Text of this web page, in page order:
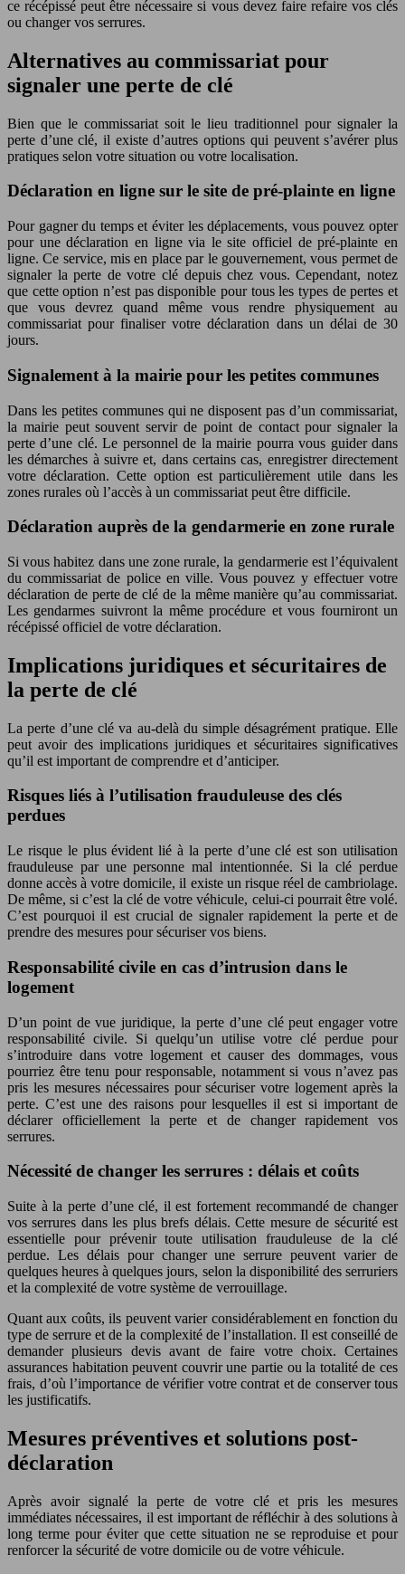
ce récépissé peut être nécessaire si vous devez faire refaire vos clés
ou changer vos serrures.
Alternatives au commissariat pour
signaler une perte de clé
Bien que le commissariat soit le lieu traditionnel pour signaler la
perte d’une clé, il existe d’autres options qui peuvent s’avérer plus
pratiques selon votre situation ou votre localisation.
Déclaration en ligne sur le site de pré-plainte en ligne
Pour gagner du temps et éviter les déplacements, vous pouvez opter
pour une déclaration en ligne via le site officiel de pré-plainte en
ligne. Ce service, mis en place par le gouvernement, vous permet de
signaler la perte de votre clé depuis chez vous. Cependant, notez
que cette option n’est pas disponible pour tous les types de pertes et
que vous devrez quand même vous rendre physiquement au
commissariat pour finaliser votre déclaration dans un délai de 30
jours.
Signalement à la mairie pour les petites communes
Dans les petites communes qui ne disposent pas d’un commissariat,
la mairie peut souvent servir de point de contact pour signaler la
perte d’une clé. Le personnel de la mairie pourra vous guider dans
les démarches à suivre et, dans certains cas, enregistrer directement
votre déclaration. Cette option est particulièrement utile dans les
zones rurales où l’accès à un commissariat peut être difficile.
Déclaration auprès de la gendarmerie en zone rurale
Si vous habitez dans une zone rurale, la gendarmerie est l’équivalent
du commissariat de police en ville. Vous pouvez y effectuer votre
déclaration de perte de clé de la même manière qu’au commissariat.
Les gendarmes suivront la même procédure et vous fourniront un
récépissé officiel de votre déclaration.
Implications juridiques et sécuritaires de
la perte de clé
La perte d’une clé va au-delà du simple désagrément pratique. Elle
peut avoir des implications juridiques et sécuritaires significatives
qu’il est important de comprendre et d’anticiper.
Risques liés à l’utilisation frauduleuse des clés
perdues
Le risque le plus évident lié à la perte d’une clé est son utilisation
frauduleuse par une personne mal intentionnée. Si la clé perdue
donne accès à votre domicile, il existe un risque réel de cambriolage.
De même, si c’est la clé de votre véhicule, celui-ci pourrait être volé.
C’est pourquoi il est crucial de signaler rapidement la perte et de
prendre des mesures pour sécuriser vos biens.
Responsabilité civile en cas d’intrusion dans le
logement
D’un point de vue juridique, la perte d’une clé peut engager votre
responsabilité civile. Si quelqu’un utilise votre clé perdue pour
s’introduire dans votre logement et causer des dommages, vous
pourriez être tenu pour responsable, notamment si vous n’avez pas
pris les mesures nécessaires pour sécuriser votre logement après la
perte. C’est une des raisons pour lesquelles il est si important de
déclarer officiellement la perte et de changer rapidement vos
serrures.
Nécessité de changer les serrures : délais et coûts
Suite à la perte d’une clé, il est fortement recommandé de changer
vos serrures dans les plus brefs délais. Cette mesure de sécurité est
essentielle pour prévenir toute utilisation frauduleuse de la clé
perdue. Les délais pour changer une serrure peuvent varier de
quelques heures à quelques jours, selon la disponibilité des serruriers
et la complexité de votre système de verrouillage.
Quant aux coûts, ils peuvent varier considérablement en fonction du
type de serrure et de la complexité de l’installation. Il est conseillé de
demander plusieurs devis avant de faire votre choix. Certaines
assurances habitation peuvent couvrir une partie ou la totalité de ces
frais, d’où l’importance de vérifier votre contrat et de conserver tous
les justificatifs.
Mesures préventives et solutions post-
déclaration
Après avoir signalé la perte de votre clé et pris les mesures
immédiates nécessaires, il est important de réfléchir à des solutions à
long terme pour éviter que cette situation ne se reproduise et pour
renforcer la sécurité de votre domicile ou de votre véhicule.